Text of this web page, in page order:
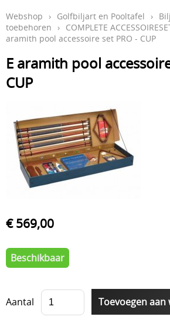
Webshop › Golfbiljart en Pooltafel ›
toebehoren
› COMPLETE
aramith pool accessoire set PRO - CUP
E aramith pool
CUP
€ 569,00
Beschikbaar
Aantal